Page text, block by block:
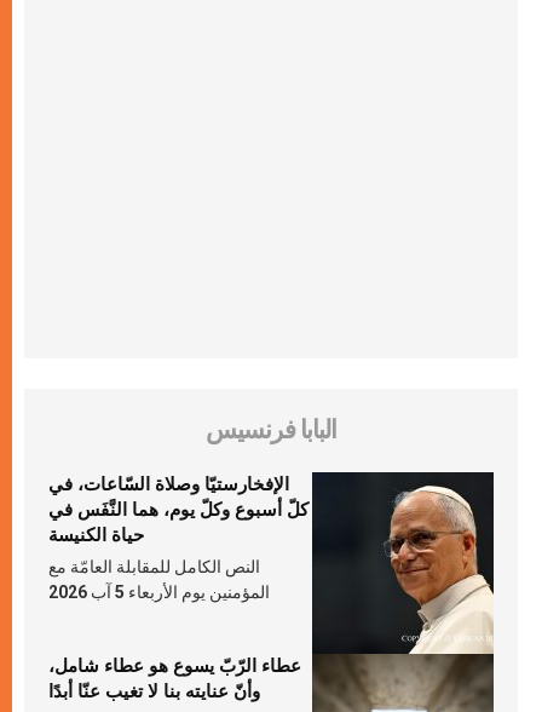
البابا فرنسيس
الإفخارستيّا وصلاة السّاعات، في
كلّ أسبوع وكلّ يوم، هما النَّفَس في
حياة الكنيسة
النص الكامل للمقابلة العامّة مع
المؤمنين يوم الأربعاء 5 آب 2026
عطاء الرّبّ يسوع هو عطاء شامل،
وأنّ عنايته بنا لا تغيب عنّا أبدًا